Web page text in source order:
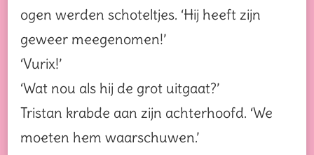
ogen werden schoteltjes. ‘Hij heeft zijn
geweer meegenomen!’
‘Vurix!’
‘Wat nou als hij de grot uitgaat?’
Tristan krabde aan zijn achterhoofd. ‘We
moeten hem waarschuwen.’